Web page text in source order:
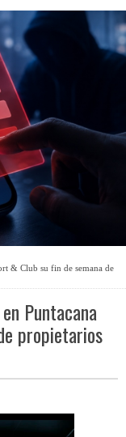
& Club su fin de semana de
Puntacana
propietarios